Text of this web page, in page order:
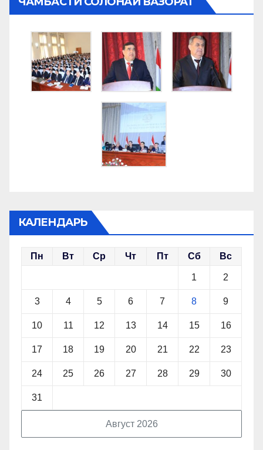
КАЛЕНДАРЬ
Август 2026
Пн Вт Ср Чт Пт Сб Вс
1 2
3 4 5 6 7 8 9
10 11 12 13 14 15 16
17 18 19 20 21 22 23
24 25 26 27 28 29 30
31